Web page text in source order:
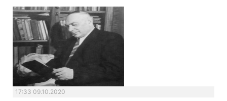
17:33 09.10.2020